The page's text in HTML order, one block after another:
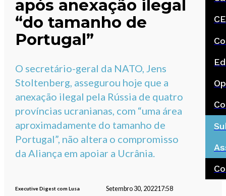
após anexação ilegal
“do tamanho de
Portugal”
O secretário-geral da NATO, Jens
Stoltenberg, assegurou hoje que a
anexação ilegal pela Rússia de quatro
províncias ucranianas, com “uma área
aproximadamente do tamanho de
Portugal”, não altera o compromisso
da Aliança em apoiar a Ucrânia.
Executive Digest com Lusa Setembro 30, 202217:58